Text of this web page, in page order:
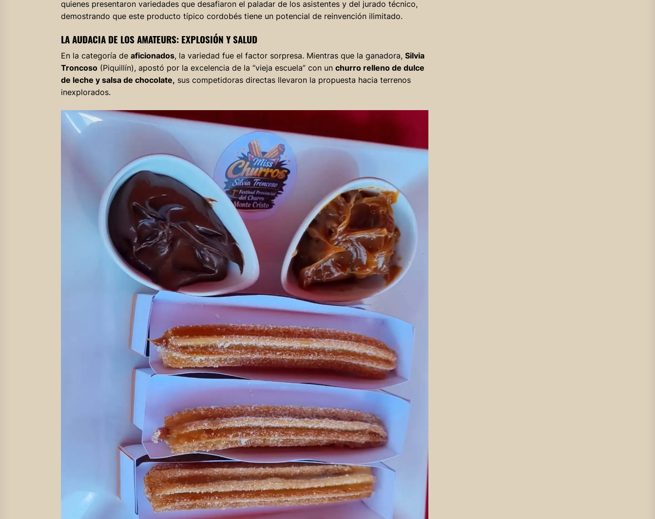
quienes presentaron variedades que desafiaron el paladar de los asistentes y del jurado técnico,
demostrando que este producto típico cordobés tiene un potencial de reinvención ilimitado.
LA AUDACIA DE LOS AMATEURS: EXPLOSIÓN Y SALUD
En la categoría de aficionados, la variedad fue el factor sorpresa. Mientras que la ganadora, Silvia
Troncoso(Piquillín), apostó por la excelencia de la “vieja escuela” con un churro relleno de dulce
de leche y salsa de chocolate, sus competidoras directas llevaron la propuesta hacia terrenos
inexplorados.